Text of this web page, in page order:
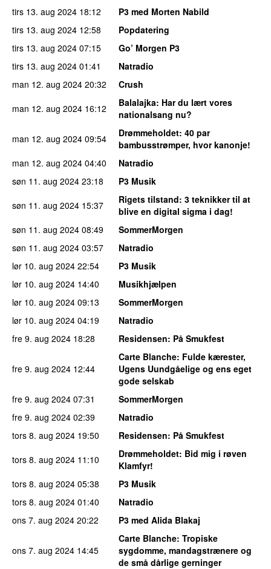
tirs 13. aug 2024 18:12
P3 med Morten Nabild
tirs 13. aug 2024 12:58
Popdatering
tirs 13. aug 2024 07:15
Go’ Morgen P3
tirs 13. aug 2024 01:41
Natradio
man 12. aug 2024 20:32
Crush
man 12. aug 2024 16:12 Balalajka: Har du lært vores
nationalsang nu?
man 12. aug 2024 09:54 Drømmeholdet: 40 par
bambusstrømper, hvor kanonje!
man 12. aug 2024 04:40
Natradio
søn 11. aug 2024 23:18
P3 Musik
søn 11. aug 2024 15:37 Rigets tilstand: 3 teknikker til at
blive en digital sigma i dag!
søn 11. aug 2024 08:49
SommerMorgen
søn 11. aug 2024 03:57
Natradio
lør 10. aug 2024 22:54
P3 Musik
lør 10. aug 2024 14:40
Musikhjælpen
lør 10. aug 2024 09:13
SommerMorgen
lør 10. aug 2024 04:19
Natradio
fre 9. aug 2024 18:28 Residensen: På Smukfest
fre 9. aug 2024 12:44
Carte Blanche: Fulde kærester,
Ugens Uundgåelige og ens eget
gode selskab
fre 9. aug 2024 07:31
SommerMorgen
fre 9. aug 2024 02:39
Natradio
tors 8. aug 2024 19:50 Residensen: På Smukfest
tors 8. aug 2024 11:10 Drømmeholdet: Bid mig i røven
Klamfyr!
tors 8. aug 2024 05:38
P3 Musik
tors 8. aug 2024 01:40
Natradio
ons 7. aug 2024 20:22 P3 med Alida Blakaj
ons 7. aug 2024 14:45
Carte Blanche: Tropiske
sygdomme, mandagstrænere og
de små dårlige gerninger